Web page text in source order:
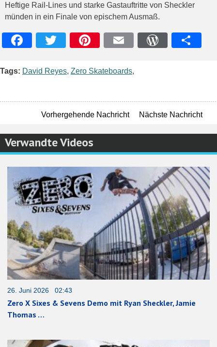
Heftige Rail-Lines und starke Gastauftritte von Sheckler
münden in ein Finale von epischem Ausmaß.
Tags: David Reyes, Zero Skateboards,
Vorhergehende Nachricht Nächste Nachricht
Verwandte Videos
26. Juni 2026 02:43
Zero X Sixes & Sevens Demo mit Ryan Sheckler, Jamie
Thomas …